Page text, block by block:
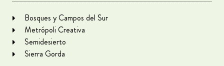
Bosques y Campos del Sur
Metrópoli Creativa
Semidesierto
Sierra Gorda